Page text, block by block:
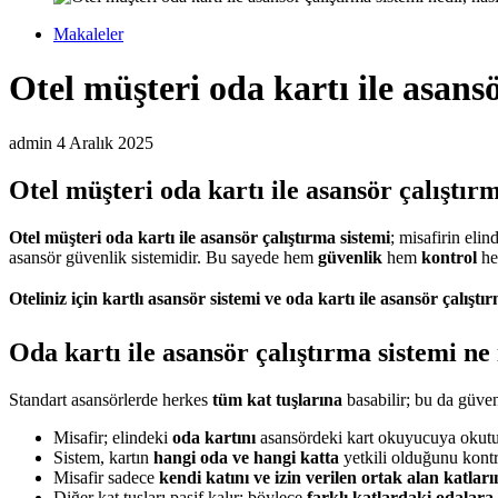
Makaleler
Otel müşteri oda kartı ile
admin 4 Aralık 2025
Otel müşteri oda kartı ile asansör
Otel müşteri oda kartı ile asansör çalıştırma sistemi; misafirin
asansör güvenlik sistemidir. Bu sayede hem güvenlik hem kontrol
Oteliniz için kartlı asansör sistemi ve oda kartı ile asansör
Oda kartı ile asansör çalıştırma sistemi
Standart asansörlerde herkes tüm kat tuşlarına basabilir; bu da
Misafir; elindeki oda kartını asansördeki kart okuyucuya
Sistem, kartın hangi oda ve hangi katta yetkili olduğunu
Misafir sadece kendi katını ve izin verilen ortak alan